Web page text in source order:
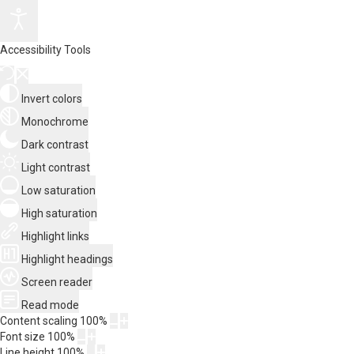
Accessibility Tools
Invert colors
Monochrome
Dark contrast
Light contrast
Low saturation
High saturation
Highlight links
Highlight headings
Screen reader
Read mode
Content scaling 100%
Font size 100%